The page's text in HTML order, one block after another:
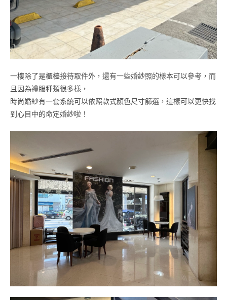
一樓除了是櫃檯接待取件外，還有一些婚紗照的樣本可以參考，而
且因為禮服種類很多樣，
時尚婚紗有一套系統可以依照款式顏色尺寸篩選，這樣可以更快找
到心目中的命定婚紗啦！